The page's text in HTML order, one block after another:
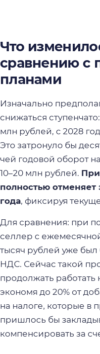
Что
сравнению с
планами
Изначально
снижаться
млн рублей, с 2028
Это затронуло бы
чей годовой оборот
10–20 млн рублей.
полностью
года, фиксируя
Для сравнения: при
селлер с
тысяч рублей уже
НДС. Сейчас такой
продолжать
экономя до 20% от
на налоге, которые в
пришлось бы
компенсировать за